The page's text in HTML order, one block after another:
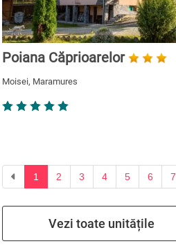
Poiana Căprioarelor
Moisei, Maramures
Previous
1 2 3 4 5 6 7
Vezi toate unitățile